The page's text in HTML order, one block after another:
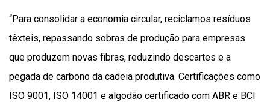
“Para consolidar a economia circular, reciclamos resíduos
têxteis, repassando sobras de produção para empresas
que produzem novas fibras, reduzindo descartes e a
pegada de carbono da cadeia produtiva. Certificações como
ISO 9001, ISO 14001 e algodão certificado com ABR e BCI